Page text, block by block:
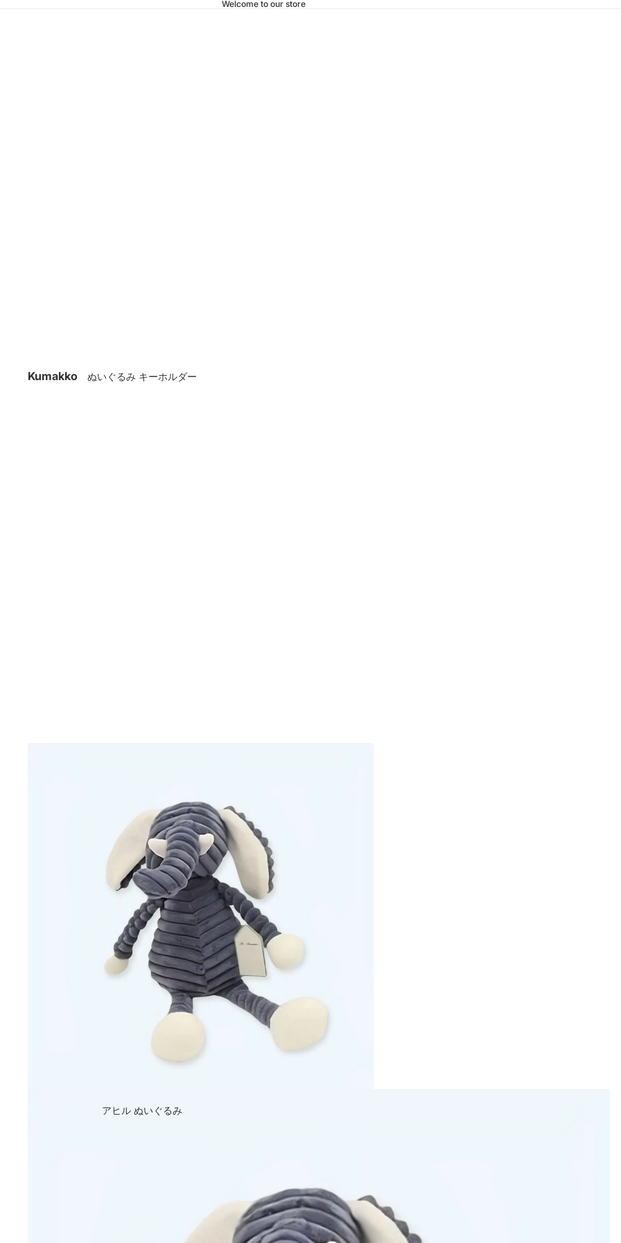
Welcome to our store
Kumakko ぬいぐるみ キーホルダー
アヒル ぬいぐるみ